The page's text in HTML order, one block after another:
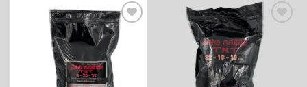
Metaltechnica(0)
Novagro(4)
Nutripet(0)
Προσθήκη
στη λίστα
επιθυμίας
Προσθήκη
στη λίστα
επιθυμίας